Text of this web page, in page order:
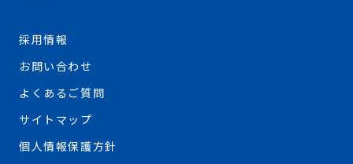
採用情報
お問い合わせ
よくあるご質問
サイトマップ
個人情報保護方針